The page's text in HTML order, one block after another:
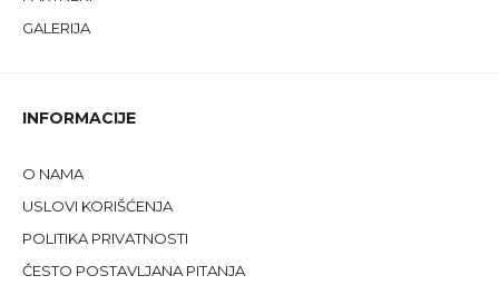
GALERIJA
INFORMACIJE
O NAMA
USLOVI KORIŠĆENJA
POLITIKA PRIVATNOSTI
ČESTO POSTAVLJANA PITANJA